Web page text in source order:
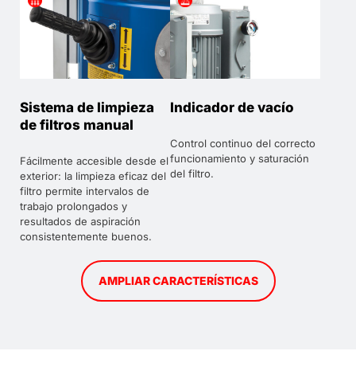
Sistema de limpieza
de filtros manual
Fácilmente accesible desde el
exterior: la limpieza eficaz del
filtro permite intervalos de
trabajo prolongados y
resultados de aspiración
consistentemente buenos.
Indicador de vacío
Control continuo del correcto
funcionamiento y saturación
del filtro.
AMPLIAR CARACTERÍSTICAS